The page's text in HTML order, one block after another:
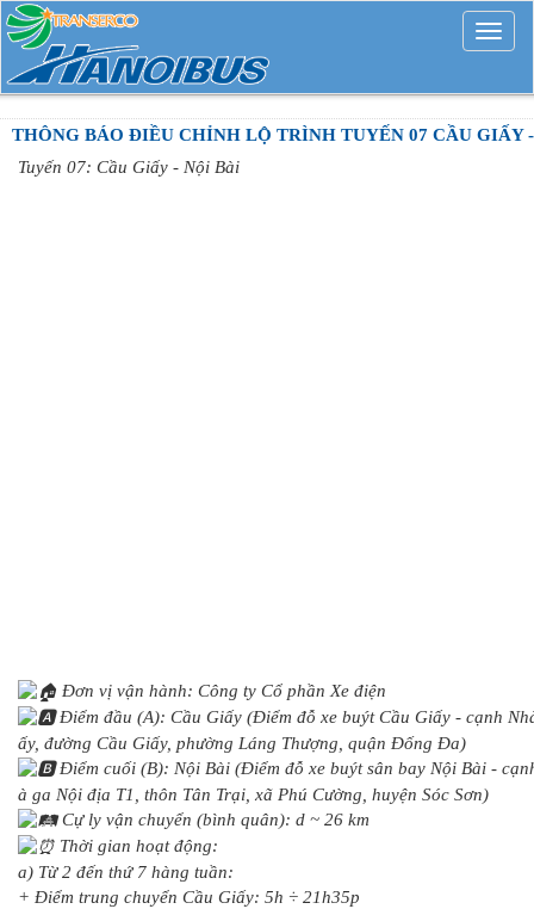
Mở
rộng
THÔNG BÁO ĐIỀU CHỈNH LỘ TRÌNH TUYẾN 07 CẦU GIẤY
Tuyến 07: Cầu Giấy - Nội Bài
Đơn vị vận hành: Công ty Cổ phần Xe điện
Điểm đầu (A): Cầu Giấy (Điểm đỗ xe buýt Cầu Giấy - cạnh
ấy, đường Cầu Giấy, phường Láng Thượng, quận Đống Đa)
Điểm cuối (B): Nội Bài (Điểm đỗ xe buýt sân bay Nội Bài -
à ga Nội địa T1, thôn Tân Trại, xã Phú Cường, huyện Sóc Sơn)
Cự ly vận chuyển (bình quân): d ~ 26 km
Thời gian hoạt động:
a) Từ 2 đến thứ 7 hàng tuần:
+ Điểm trung chuyển Cầu Giấy: 5h ÷ 21h35p